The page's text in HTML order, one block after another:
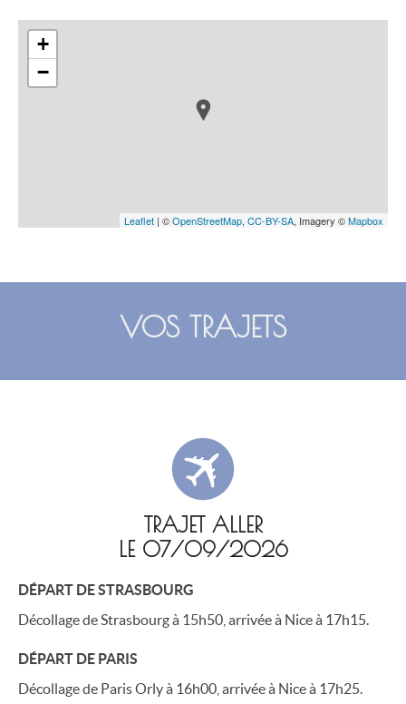
+
−
Leaflet | ©OpenStreetMap, CC-BY-SA, Imagery ©Mapbox
VOS TRAJETS
TRAJET ALLER
LE 07/09/2026
DÉPART DE STRASBOURG
Décollage de Strasbourg à 15h50, arrivée à Nice à 17h15.
DÉPART DE PARIS
Décollage de Paris Orly à 16h00, arrivée à Nice à 17h25.